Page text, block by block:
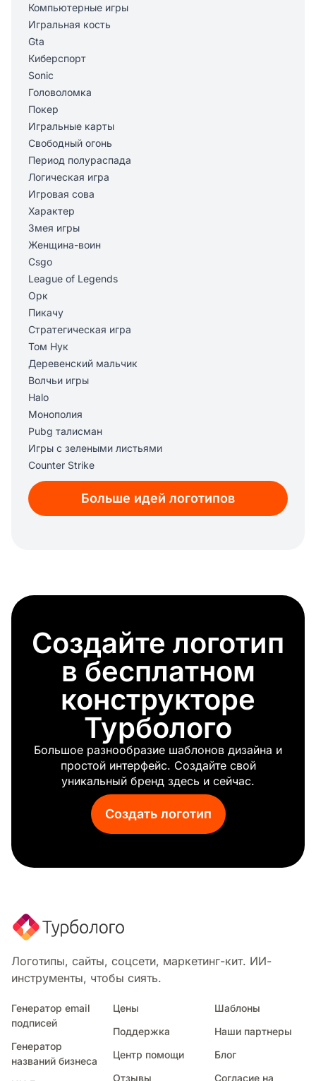
Компьютерные игры
Игральная кость
Gta
Киберспорт
Sonic
Головоломка
Покер
Игральные карты
Свободный огонь
Период полураспада
Логическая игра
Игровая сова
Характер
Змея игры
Женщина-воин
Csgo
League of Legends
Орк
Пикачу
Стратегическая игра
Том Нук
Деревенский мальчик
Волчьи игры
Halo
Монополия
Pubg талисман
Игры с зелеными листьями
Counter Strike
Дискорд
Алмазный меч
Диабло
Приставка
Элита
Королевские игры
Карточная игра
Наблюдение
Sk игры
Студия игрового дизайна
Шахматный конь
Ассасин
Майнкрафт
Animal Crossing
Стар крафт
Ракетная лига
Символ киллера
Галактический убийца
Снайпер
Больше идей логотипов
Создайте логотип
в бесплатном
конструкторе
Турболого
Большое разнообразие шаблонов дизайна и
простой интерфейс. Создайте свой
уникальный бренд здесь и сейчас.
Создать логотип
Логотипы, сайты, соцсети, маркетинг-кит. ИИ-
инструменты, чтобы сиять.
Генератор email
подписей
Генератор
названий бизнеса
Цены
Поддержка
Центр помощи
Отзывы
Шаблоны
Наши партнеры
Блог
Согласие на